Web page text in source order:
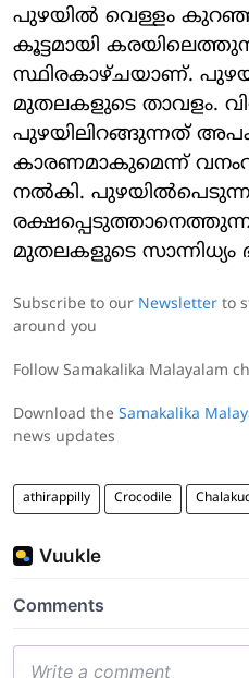
പുഴയില്‍ വെള്ളം
കൂട്ടമായി
സ്ഥിരകാഴ്ചയാണ്.
മുതലകളുടെ താവളം.
പുഴയിലിറങ്ങുന്നത്
കാരണമാകുമെന്ന്
നല്‍കി.
മുതലകളുടെ
Subscribe to our Newsletter to
around you
Follow Samakalika Malayalam
Download the Samakalika
news updates
athirappilly Crocodile